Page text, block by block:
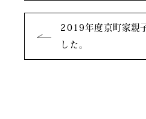
2019年度京町家親
した。